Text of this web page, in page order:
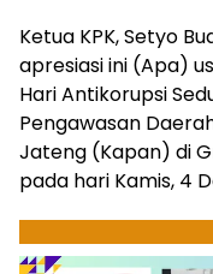
Ketua KPK, Setyo
apresiasi ini (Apa)
Hari Antikorupsi
Pengawasan
Jateng (Kapan) di
pada hari Kamis, 4